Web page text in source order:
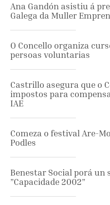
Ana Gandón asistiu á
Galega da Muller
O Concello organiza
persoas voluntarias
Castrillo asegura que o
impostos para
IAE
Comeza o festival Are-
Podles
Benestar Social porá un
”Capacidade 2002”